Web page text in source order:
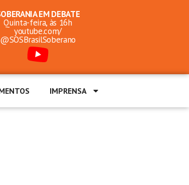
EM DEBATE
Quinta-feira, às 16h
youtube.com/
@SOSBrasilSoberano
IMPRENSA